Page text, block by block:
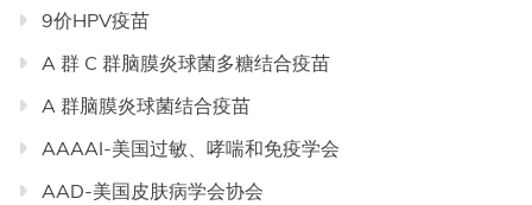
9价HPV疫苗
A 群 C 群脑膜炎球菌多糖结合疫苗
A 群脑膜炎球菌结合疫苗
AAAAI-美国过敏、哮喘和免疫学会
AAD-美国皮肤病学会协会